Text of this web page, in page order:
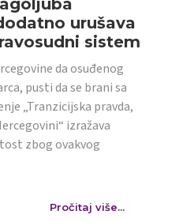
urušava
sistem
da osuđenog
pusti da se brani sa
„Tranzicijska pravda,
izražava
zbog ovakvog
Pročitaj više...